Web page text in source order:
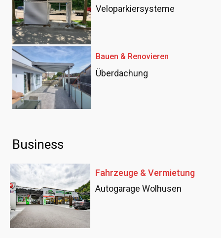
Veloparkiersysteme
Bauen & Renovieren
Überdachung
Business
Fahrzeuge & Vermietung
Autogarage Wolhusen